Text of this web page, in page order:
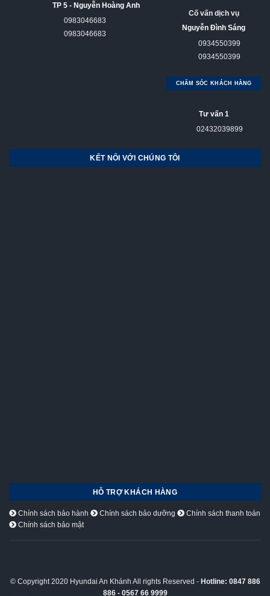
TP 5 - Nguyễn Hoàng Anh
0983046683
0983046683
Cố vấn dịch vụ
Nguyễn Đình Sáng
0934550399
0934550399
CHĂM SÓC KHÁCH HÀNG
Tư vấn 1
02432039899
KẾT NỐI VỚI CHÚNG TÔI
HỖ TRỢ KHÁCH HÀNG
Chính sách bảo hành Chính sách bảo dưỡng
Chính sách thanh toán
Chính sách bảo mật
© Copyright 2020 Hyundai An Khánh All rights Reserved - Hotline: 0847 886
886 - 0567 66 9999